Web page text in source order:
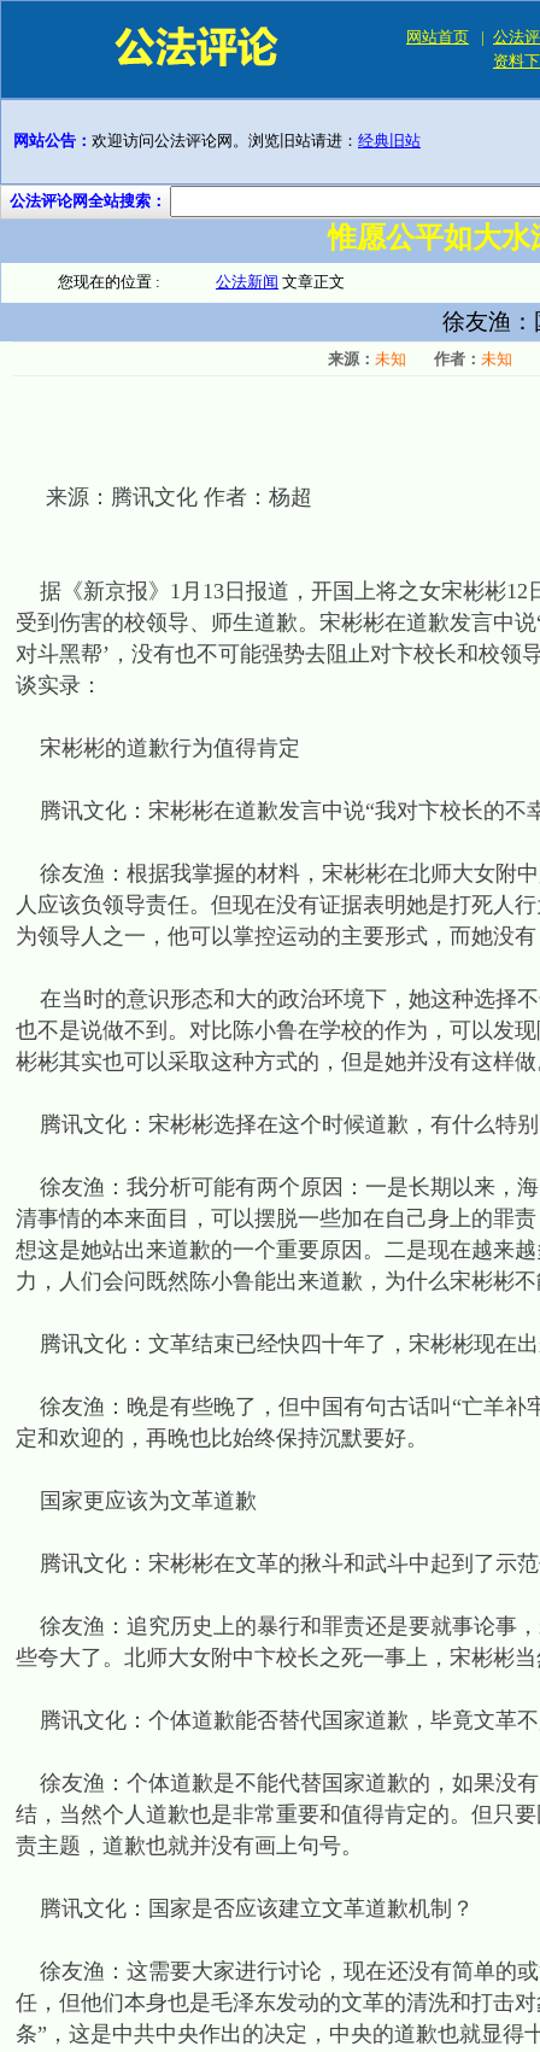
网站首页 | 公法
资料
网站公告： 欢迎访问公法评论网。浏览旧站请进： 经典旧站
公法评论网全站搜索：
惟愿公平如大
您现在的位置 : 公法新闻 文章正文
徐友渔
来源： 未知 作者： 未知
来源：腾讯文化 作者：杨超
据《新京报》1月13日报道，开国上将之女宋彬彬12
受到伤害的校领导、师生道歉。宋彬彬在道歉发言中
对斗黑帮’，没有也不可能强势去阻止对卞校长和校领
谈实录：
宋彬彬的道歉行为值得肯定
腾讯文化：宋彬彬在道歉发言中说“我对卞校长的
徐友渔：根据我掌握的材料，宋彬彬在北师大女附
人应该负领导责任。但现在没有证据表明她是打死人
为领导人之一，他可以掌控运动的主要形式，而她没
在当时的意识形态和大的政治环境下，她这种选择
也不是说做不到。对比陈小鲁在学校的作为，可以发
彬彬其实也可以采取这种方式的，但是她并没有这样做
腾讯文化：宋彬彬选择在这个时候道歉，有什么特
徐友渔：我分析可能有两个原因：一是长期以来，
清事情的本来面目，可以摆脱一些加在自己身上的罪
想这是她站出来道歉的一个重要原因。二是现在越来
力，人们会问既然陈小鲁能出来道歉，为什么宋彬彬
腾讯文化：文革结束已经快四十年了，宋彬彬现在
徐友渔：晚是有些晚了，但中国有句古话叫“亡羊补
定和欢迎的，再晚也比始终保持沉默要好。
国家更应该为文革道歉
腾讯文化：宋彬彬在文革的揪斗和武斗中起到了示
徐友渔：追究历史上的暴行和罪责还是要就事论事
些夸大了。北师大女附中卞校长之死一事上，宋彬彬
腾讯文化：个体道歉能否替代国家道歉，毕竟文革
徐友渔：个体道歉是不能代替国家道歉的，如果没
结，当然个人道歉也是非常重要和值得肯定的。但只
责主题，道歉也就并没有画上句号。
腾讯文化：国家是否应该建立文革道歉机制？
徐友渔：这需要大家进行讨论，现在还没有简单的
任，但他们本身也是毛泽东发动的文革的清洗和打击
条”，这是中共中央作出的决定，中央的道歉也就显得